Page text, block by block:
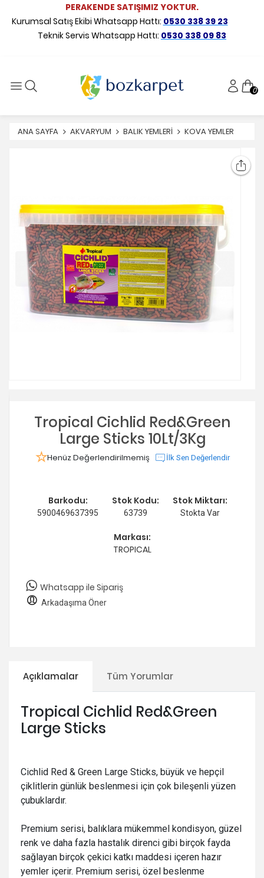
PERAKENDE SATIŞIMIZ YOKTUR.
Kurumsal Satış Ekibi Whatsapp Hattı: 0530 338 39 23
Teknik Servis Whatsapp Hattı: 0530 338 09 83
0
ANA SAYFA AKVARYUM BALIK YEMLERİ KOVA YEMLER
Tropical Cichlid Red&Green
Large Sticks 10Lt/3Kg
Henüz Değerlendirilmemiş İlk Sen Değerlendir
Barkodu:
5900469637395
Stok Kodu:
63739
Stok Miktarı:
Stokta Var
Markası:
TROPICAL
Whatsapp ile Sipariş
Arkadaşıma Öner
Açıklamalar Tüm Yorumlar
Tropical Cichlid Red&Green
Large Sticks
Cichlid Red & Green Large Sticks, büyük ve hepçil
çiklitlerin günlük beslenmesi için çok bileşenli yüzen
çubuklardır.
Premium serisi, balıklara mükemmel kondisyon, güzel
renk ve daha fazla hastalık direnci gibi birçok fayda
sağlayan birçok çekici katkı maddesi içeren hazır
yemler içerir. Premium serisi, özel beslenme